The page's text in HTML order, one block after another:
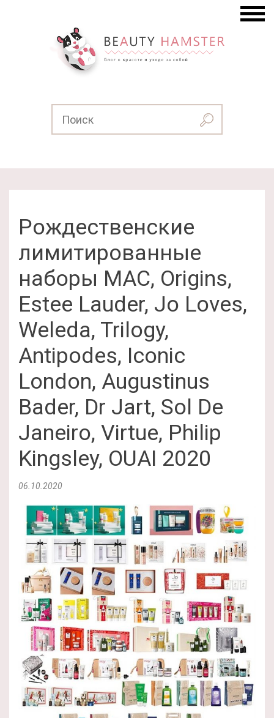
Рождественские
лимитированные
наборы MAC, Origins,
Estee Lauder, Jo Loves,
Weleda, Trilogy,
Antipodes, Iconic
London, Augustinus
Bader, Dr Jart, Sol De
Janeiro, Virtue, Philip
Kingsley, OUAI 2020
06.10.2020